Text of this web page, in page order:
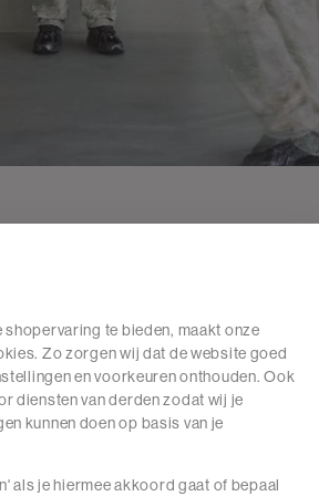
8.30 uur tot 18.00 uur.
te bieden, maakt onze
Zo zorgen wij dat de website goed
en voorkeuren onthouden. Ook
diensten van derden zodat wij je
kunnen doen op basis van je
als je hiermee akkoord gaat of bepaal